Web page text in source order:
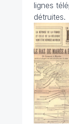
lignes
détruites.